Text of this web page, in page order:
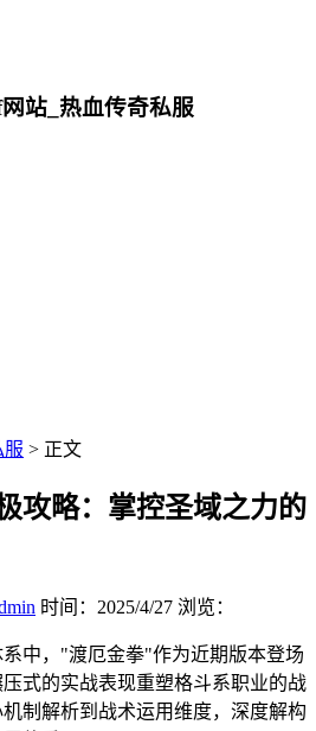
站_热血传奇私服
服 > 正文
攻略：掌控圣域之力的
时间： 2025/4/27 浏览：
中，"渡厄金拳"作为近期版本登场
式的实战表现重塑格斗系职业的战
制解析到战术运用维度，深度解构